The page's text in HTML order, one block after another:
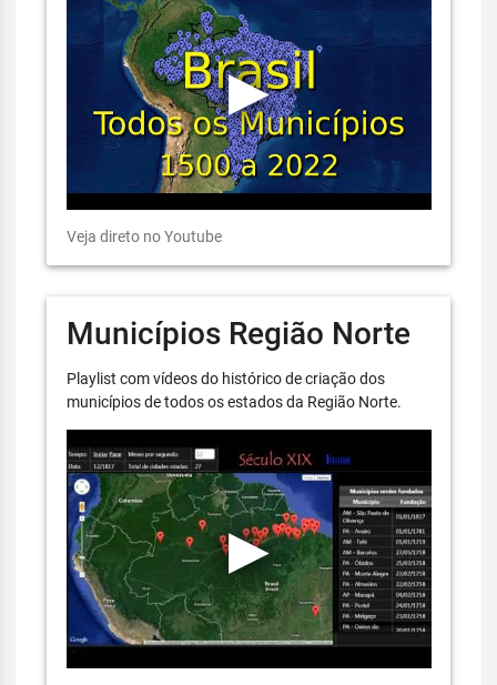
Veja direto no Youtube
Municípios Região Norte
Playlist com vídeos do histórico de criação dos
municípios de todos os estados da Região Norte.